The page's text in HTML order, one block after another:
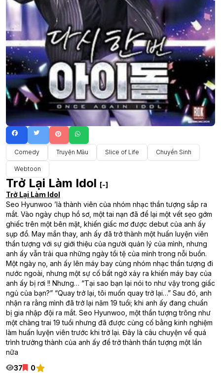
Comedy Truyện Màu Slice of Life Chuyển Sinh
Webtoon
Trở Lại Làm Idol [-]
Trở Lại Làm Idol
Seo Hyunwoo ’là thành viên của nhóm nhạc thần tượng sắp ra
mắt. Vào ngày chụp hồ sơ, một tai nạn đã để lại một vết sẹo gớm
ghiếc trên một bên mặt, khiến giấc mơ được debut của anh ấy
sụp đổ. May mắn thay, anh ấy đã trở thành một huấn luyện viên
thần tượng với sự giới thiệu của người quản lý của mình, nhưng
anh ấy vẫn trải qua những ngày tồi tệ của mình trong nỗi buồn.
Một ngày nọ, anh ấy lên máy bay cùng nhóm nhạc thần tượng đi
nước ngoài, nhưng một sự cố bất ngờ xảy ra khiến máy bay của
anh ấy bị rơi !! Nhưng… “Tại sao bạn lại nói to như vậy trong giấc
ngủ của bạn?” “Quay trở lại, tôi muốn quay trở lại…” Sau đó, anh
nhận ra rằng mình đã trở lại năm 19 tuổi; khi anh ấy đang chuẩn
bị gia nhập đội ra mắt. Seo Hyunwoo, một thần tượng trông như
một chàng trai 19 tuổi nhưng đã được củng cố bằng kinh nghiệm
làm huấn luyện viên trước khi trở lại. Đây là câu chuyện về quá
trình trưởng thành của anh ấy để trở thành thần tượng một lần
nữa
37
0